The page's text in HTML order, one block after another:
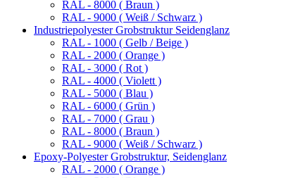
RAL - 8000 ( Braun )
RAL - 9000 ( Weiß / Schwarz )
Industriepolyester Grobstruktur Seidenglanz
RAL - 1000 ( Gelb / Beige )
RAL - 2000 ( Orange )
RAL - 3000 ( Rot )
RAL - 4000 ( Violett )
RAL - 5000 ( Blau )
RAL - 6000 ( Grün )
RAL - 7000 ( Grau )
RAL - 8000 ( Braun )
RAL - 9000 ( Weiß / Schwarz )
Epoxy-Polyester Grobstruktur, Seidenglanz
RAL - 2000 ( Orange )